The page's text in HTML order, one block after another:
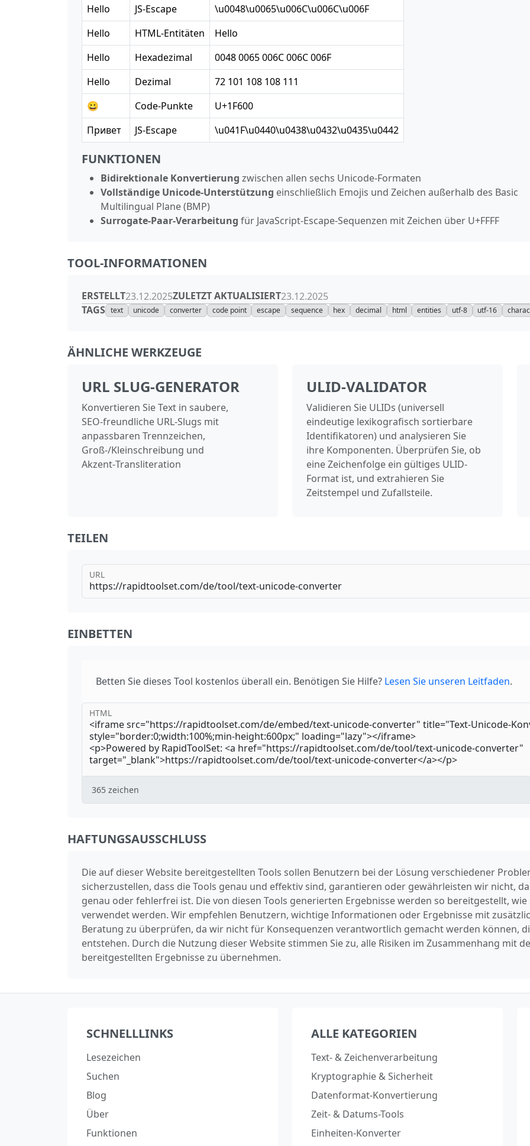
Hello
JS‑Escape
\u0048\u0065\u006C\u006C\u006F
Hello
HTML‑Entitäten
Hello
Hello
Hexadezimal
0048 0065 006C 006C 006F
Hello
Dezimal
72 101 108 108 111
😀
Code‑Punkte
U+1F600
Привет
JS‑Escape \u041F\u0440\u0438\u0432\u0435\u0442
FUNKTIONEN
Bidirektionale Konvertierung zwischen allen sechs Unicode‑Formaten
Vollständige Unicode‑Unterstützung einschließlich Emojis und Zeichen außerhalb des Basic
Multilingual Plane (BMP)
Surrogate‑Paar‑Verarbeitung für JavaScript‑Escape‑Sequenzen mit Zeichen über U+FFFF
TOOL-INFORMATIONEN
ERSTELLT23.12.2025ZULETZT AKTUALISIERT23.12.2025
TAGS text unicode converter code point escape sequence hex decimal html entities utf-8 utf-16
ÄHNLICHE WERKZEUGE
URL SLUG-GENERATOR
Konvertieren Sie Text in saubere,
SEO‑freundliche URL‑Slugs mit
anpassbaren Trennzeichen,
Groß‑/Kleinschreibung und
Akzent‑Transliteration
ULID-VALIDATOR
Validieren Sie ULIDs (universell
eindeutige lexikografisch sortierbare
Identifikatoren) und analysieren Sie
ihre Komponenten. Überprüfen Sie, ob
eine Zeichenfolge ein gültiges ULID-
Format ist, und extrahieren Sie
Zeitstempel und Zufallsteile.
TEILEN
URL
EINBETTEN
Betten Sie dieses Tool kostenlos überall ein. Benötigen Sie Hilfe? Lesen Sie unseren Leitfaden.
HTML
365 zeichen
HAFTUNGSAUSSCHLUSS
Die auf dieser Website bereitgestellten Tools sollen Benutzern bei der Lösung verschiedener
sicherzustellen, dass die Tools genau und effektiv sind, garantieren oder gewährleisten wir nicht,
genau oder fehlerfrei ist. Die von diesen Tools generierten Ergebnisse werden so bereitgestellt,
verwendet werden. Wir empfehlen Benutzern, wichtige Informationen oder Ergebnisse mit
Beratung zu überprüfen, da wir nicht für Konsequenzen verantwortlich gemacht werden können,
entstehen. Durch die Nutzung dieser Website stimmen Sie zu, alle Risiken im Zusammenhang mit
bereitgestellten Ergebnisse zu übernehmen.
SCHNELLLINKS
Lesezeichen
Suchen
Blog
Über
Funktionen
ALLE KATEGORIEN
Text- & Zeichenverarbeitung
Kryptographie & Sicherheit
Datenformat-Konvertierung
Zeit- & Datums-Tools
Einheiten-Konverter